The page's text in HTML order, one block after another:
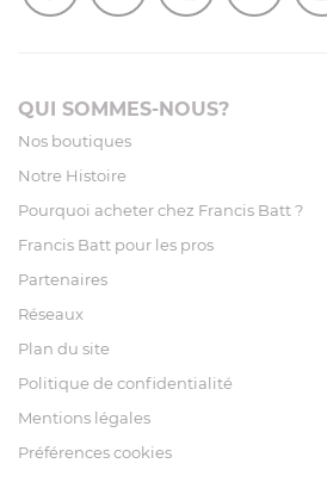
QUI SOMMES-NOUS?
Nos boutiques
Notre Histoire
Pourquoi acheter chez Francis Batt ?
Francis Batt pour les pros
Partenaires
Réseaux
Plan du site
Politique de confidentialité
Mentions légales
Préférences cookies